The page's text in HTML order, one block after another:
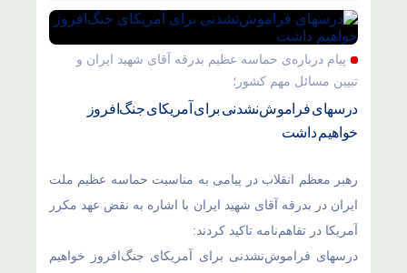
پیام درباره‌ی حماسه عظیم بدرقه آقای شهید ایران و
تبیین مسائل مهم کشور؛
درسهای فراموش‌نشدنی برای آمریکای جنگ‌افروز
خواهیم داشت
رهبر معظم انقلاب در پیامی به مناسبت حماسه عظیم ملت
ایران در بدرقه آقای شهید ایران با اشاره به نقض عهد مکرر
آمریکا در تفاهم‌نامه تاکید کردند:
درسهای فراموش‌نشدنی برای آمریکای جنگ‌افروز خواهیم